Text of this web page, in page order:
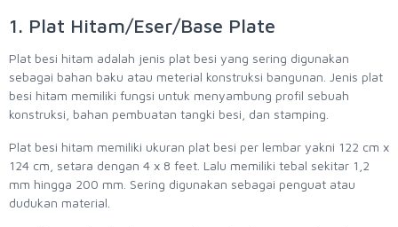
1. Plat Hitam/Eser/Base Plate
Plat besi hitam adalah jenis plat besi yang sering digunakan
sebagai bahan baku atau meterial konstruksi bangunan. Jenis plat
besi hitam memiliki fungsi untuk menyambung profil sebuah
konstruksi, bahan pembuatan tangki besi, dan stamping.
Plat besi hitam memiliki ukuran plat besi per lembar yakni 122 cm x
124 cm, setara dengan 4 x 8 feet. Lalu memiliki tebal sekitar 1,2
mm hingga 200 mm. Sering digunakan sebagai penguat atau
dudukan material.